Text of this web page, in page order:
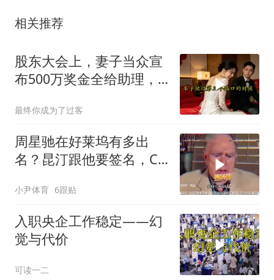
相关推荐
股东大会上，妻子当众宣
布500万奖金全给助理，
我：老公，别走
最终你成为了过客
周星驰在好莱坞有多出
名？昆汀跟他要签名，C
小尹体育 6跟贴
入职央企工作稳定——幻
觉与代价
可读一二